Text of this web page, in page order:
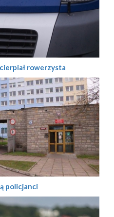
rowerzysta
policjanci